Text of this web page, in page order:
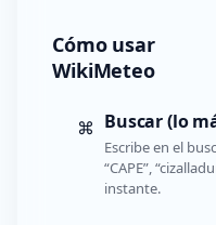
Cómo usar
WikiMeteo
⌘ Buscar (lo
Escribe en el
“CAPE”,
instante.